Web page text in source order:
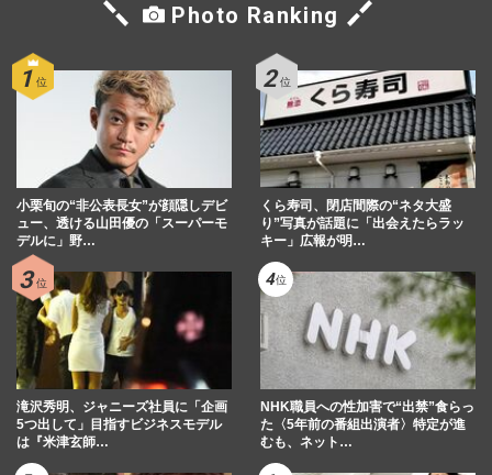
Photo Ranking
小栗旬の“非公表長女”が顔隠しデビ
ュー、透ける山田優の「スーパーモ
デルに」野…
くら寿司、閉店間際の“ネタ大盛
り”写真が話題に「出会えたらラッ
キー」広報が明…
滝沢秀明、ジャニーズ社員に「企画
5つ出して」目指すビジネスモデル
は『米津玄師…
NHK職員への性加害で“出禁”食らっ
た〈5年前の番組出演者〉特定が進
むも、ネット…